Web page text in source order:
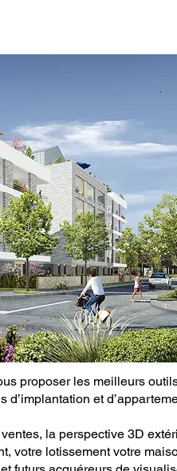
proposer les meilleurs
et
la perspective 3D
votre lotissement votre